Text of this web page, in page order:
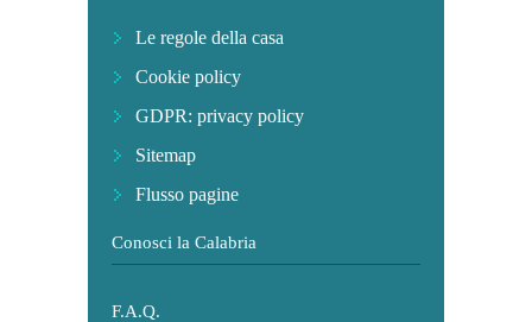
Le regole della casa
Cookie policy
GDPR: privacy policy
Sitemap
Flusso pagine
Conosci la Calabria
F.A.Q.